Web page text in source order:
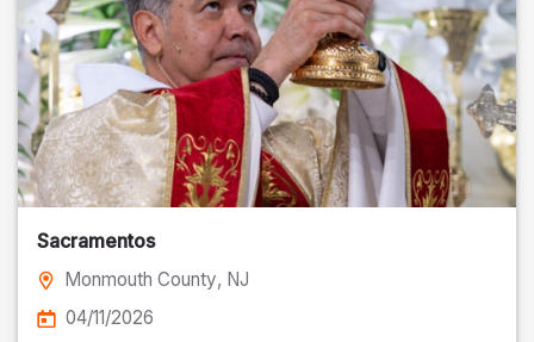
Sacramentos
Monmouth County, NJ
04/11/2026